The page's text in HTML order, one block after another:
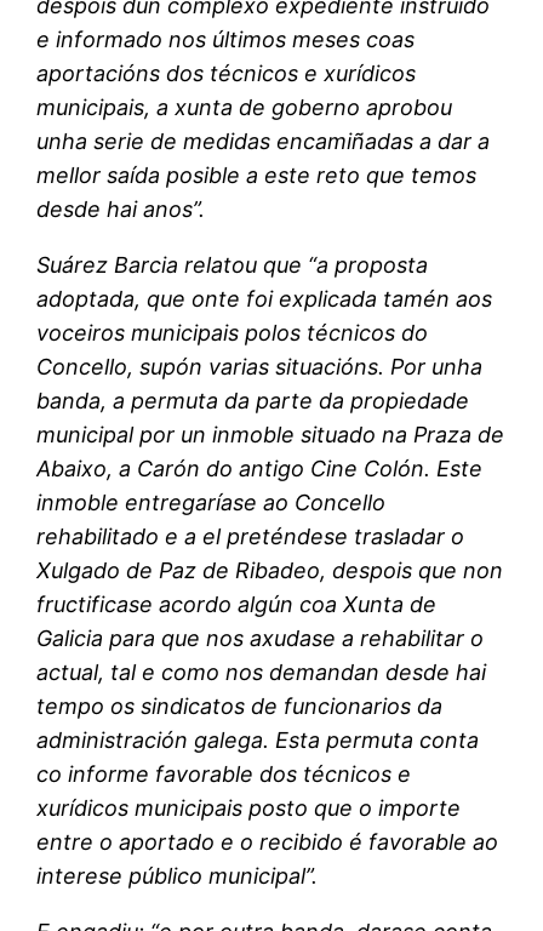
despois dun complexo expediente instruído
e informado nos últimos meses coas
aportacións dos técnicos e xurídicos
municipais, a xunta de goberno aprobou
unha serie de medidas encamiñadas a dar a
mellor saída posible a este reto que temos
desde hai anos”.
Suárez Barcia relatou que “a proposta
adoptada, que onte foi explicada tamén aos
voceiros municipais polos técnicos do
Concello, supón varias situacións. Por unha
banda, a permuta da parte da propiedade
municipal por un inmoble situado na Praza de
Abaixo, a Carón do antigo Cine Colón. Este
inmoble entregaríase ao Concello
rehabilitado e a el preténdese trasladar o
Xulgado de Paz de Ribadeo, despois que non
fructificase acordo algún coa Xunta de
Galicia para que nos axudase a rehabilitar o
actual, tal e como nos demandan desde hai
tempo os sindicatos de funcionarios da
administración galega. Esta permuta conta
co informe favorable dos técnicos e
xurídicos municipais posto que o importe
entre o aportado e o recibido é favorable ao
interese público municipal”.